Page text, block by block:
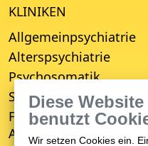
KLINIKEN
Allgemeinpsychiatrie
Alterspsychiatrie
Psychosomatik
Suchttherapie
Fachbereich für
Aufnahme und
Diese Website
benutzt
Wir setzen Cookies ein.